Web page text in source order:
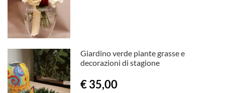
Giardino verde piante grasse e
decorazioni di stagione
€ 35,00